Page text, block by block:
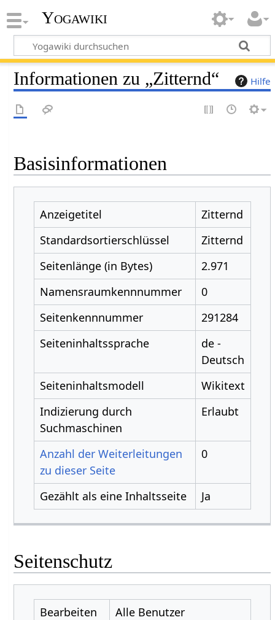
Yogawiki
Hilfe
Informationen zu „Zitternd“
Basisinformationen
Anzeigetitel
Zitternd
Standardsortierschlüssel
Zitternd
Seitenlänge (in Bytes)
2.971
Namensraumkennnummer
0
Seitenkennnummer
291284
Seiteninhaltssprache
de -
Deutsch
Seiteninhaltsmodell
Wikitext
Indizierung durch
Suchmaschinen
Erlaubt
Anzahl der Weiterleitungen
zu dieser Seite
0
Gezählt als eine Inhaltsseite Ja
Seitenschutz
Bearbeiten
Alle Benutzer